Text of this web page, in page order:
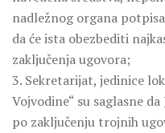
nadležnog organa
da će ista obezbediti
zaključenja ugovora;
3. Sekretarijat, jedinice
Vojvodine“ su saglasne
po zaključenju trojnih